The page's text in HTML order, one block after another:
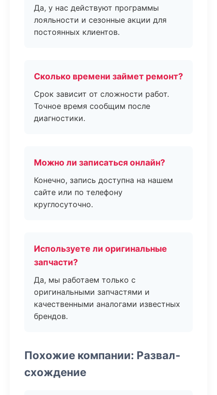
Да, у нас действуют программы
лояльности и сезонные акции для
постоянных клиентов.
Сколько времени займет ремонт?
Срок зависит от сложности работ.
Точное время сообщим после
диагностики.
Можно ли записаться онлайн?
Конечно, запись доступна на нашем
сайте или по телефону
круглосуточно.
Используете ли оригинальные
запчасти?
Да, мы работаем только с
оригинальными запчастями и
качественными аналогами известных
брендов.
Похожие компании: Развал-
схождение